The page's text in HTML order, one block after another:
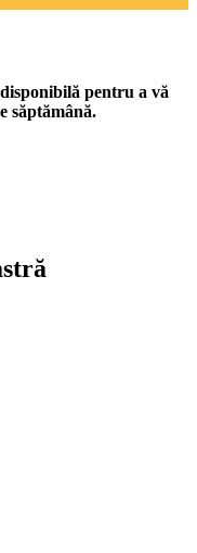
pentru a vă
săptămână.